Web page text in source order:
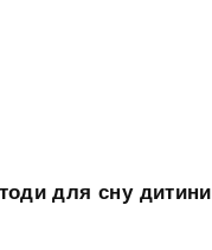
для сну дитини